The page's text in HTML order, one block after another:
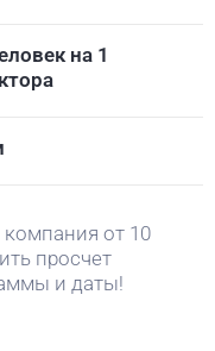
на 1
компания от 10
просчет
и даты!